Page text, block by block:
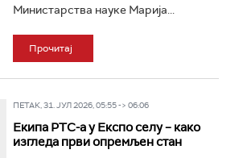
Министарства науке Марија...
Прочитај
ПЕТАК, 31. ЈУЛ 2026, 05:55 -> 06:06
Екипа РТС-а у Експо селу – како
изгледа први опремљен стан